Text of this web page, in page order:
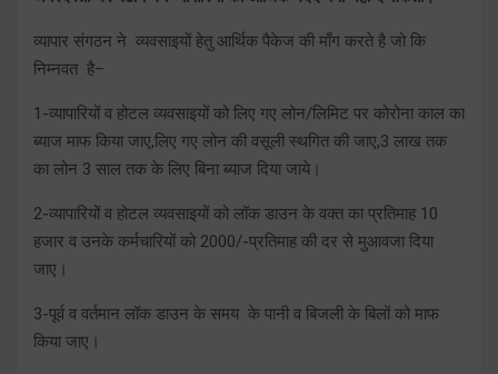
व्यापार संगठन ने व्यवसाइयों हेतु आर्थिक पैकेज की माँग करते है जो कि
निम्नवत है–
1-व्यापारियों व होटल व्यवसाइयों को लिए गए लोन/लिमिट पर कोरोना काल का
ब्याज माफ किया जाए,लिए गए लोन की वसूली स्थगित की जाए,3 लाख तक
का लोन 3 साल तक के लिए बिना ब्याज दिया जाये।
2-व्यापारियों व होटल व्यवसाइयों को लॉक डाउन के वक्त का प्रतिमाह 10
हजार व उनके कर्मचारियों को 2000/-प्रतिमाह की दर से मुआवजा दिया
जाए।
3-पूर्व व वर्तमान लॉक डाउन के समय के पानी व बिजली के बिलों को माफ
किया जाए।